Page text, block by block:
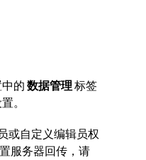
的数据管理​ 标签
。
或自定义编辑员权
服务器回传，请